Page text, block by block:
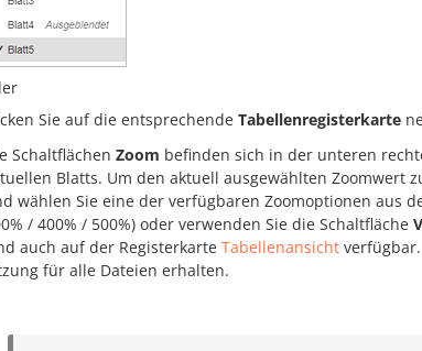
Sie auf die entsprechende Tabellenregisterkarte
Schaltflächen Zoom befinden sich in der unteren
Blatts. Um den aktuell ausgewählten Zoomwert
wählen Sie eine der verfügbaren Zoomoptionen aus
/ 400% / 500%) oder verwenden Sie die Schaltfläche
auch auf der Registerkarte Tabellenansicht
für alle Dateien erhalten.